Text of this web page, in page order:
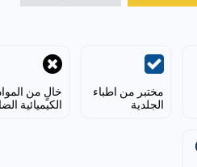
مختبر من اطباء
الجلدية
خالٍ من
الكيميائية